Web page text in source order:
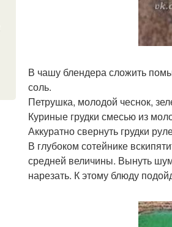
В чашу блендера сложить
соль.
Петрушка, молодой чеснок,
Куриные грудки смесью из
Аккуратно свернуть грудки
В глубоком сотейнике
средней величины. Вынуть
нарезать. К этому блюду